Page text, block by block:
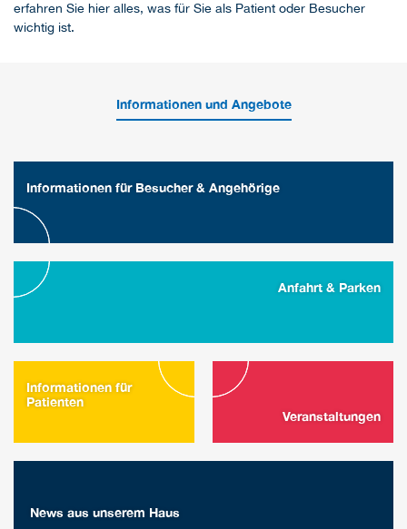
erfahren Sie hier alles, was für Sie als Patient oder Besucher
wichtig ist.
Informationen und Angebote
Informationen für Besucher & Angehörige
Anfahrt & Parken
Informationen für
Patienten
Veranstaltungen
News aus unserem Haus